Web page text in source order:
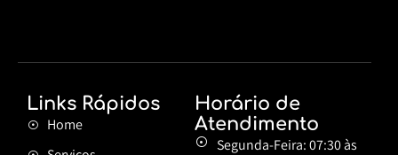
Links Rápidos
Home
Horário de
Atendimento
Segunda-Feira:07:30 às